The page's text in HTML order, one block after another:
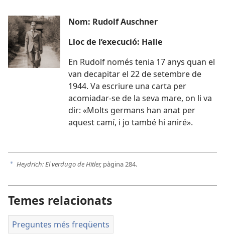
Nom: Rudolf Auschner
Lloc de l’execució: Halle
En Rudolf només tenia 17 anys quan el
van decapitar el 22 de setembre de
1944. Va escriure una carta per
acomiadar-se de la seva mare, on li va
dir: «Molts germans han anat per
aquest camí, i jo també hi aniré».
a Heydrich: El verdugo de Hitler, pàgina 284.
Temes relacionats
Preguntes més freqüents